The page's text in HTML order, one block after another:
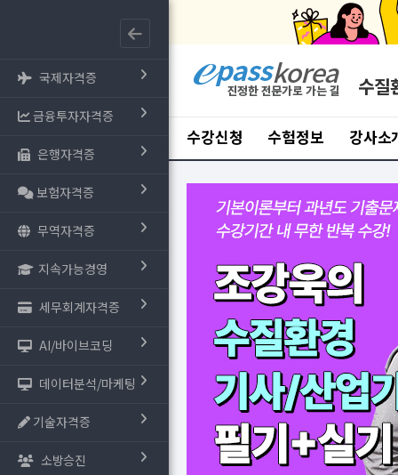
국제자격증
금융투자자격증
은행자격증
보험자격증
무역자격증
지속가능경영
세무회계자격증
AI/바이브코딩
데이터분석/마케팅
기술자격증
소방승진
수질
수강신청 수험정보 강사소